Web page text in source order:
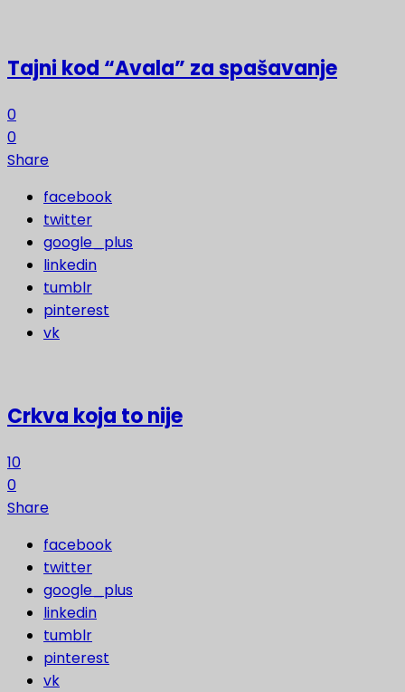
Tajni kod “Avala” za spašavanje
0
0
Share
facebook
twitter
google_plus
linkedin
tumblr
pinterest
vk
Crkva koja to nije
10
0
Share
facebook
twitter
google_plus
linkedin
tumblr
pinterest
vk